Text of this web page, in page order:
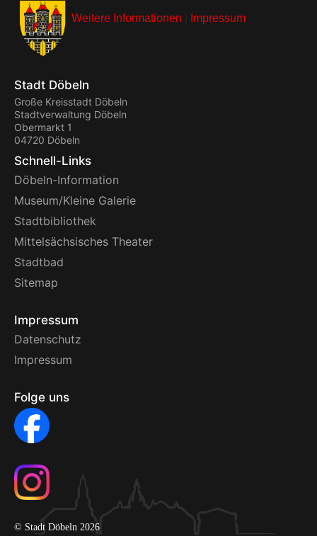
Stadt Döbeln
Große Kreisstadt Döbeln
Stadtverwaltung Döbeln
Obermarkt 1
04720 Döbeln
Schnell-Links
Döbeln-Information
Museum/Kleine Galerie
Stadtbibliothek
Mittelsächsisches Theater
Stadtbad
Sitemap
Impressum
Datenschutz
Impressum
Folge uns
© Stadt Döbeln 2026
Weitere Informationen Impressum